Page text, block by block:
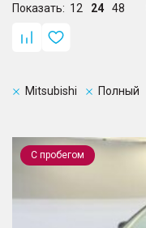
Показать: 12 24 48
Mitsubishi Полный
С пробегом
Outlander